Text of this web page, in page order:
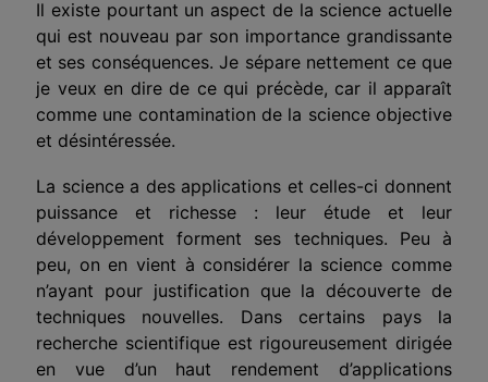
Il existe pourtant un aspect de la science actuelle
qui est nouveau par son importance grandissante
et ses conséquences. Je sépare nettement ce que
je veux en dire de ce qui précède, car il apparaît
comme une contamination de la science objective
et désintéressée.
La science a des applications et celles-ci donnent
puissance et richesse : leur étude et leur
développement forment ses techniques. Peu à
peu, on en vient à considérer la science comme
n’ayant pour justification que la découverte de
techniques nouvelles. Dans certains pays la
recherche scientifique est rigoureusement dirigée
en vue d’un haut rendement d’applications